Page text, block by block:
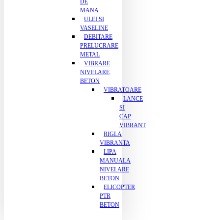
DE
MANA
ULEI SI
VASELINE
DEBITARE
PRELUCRARE
METAL
VIBRARE
NIVELARE
BETON
VIBRATOARE
LANCE
SI
CAP
VIBRANT
RIGLA
VIBRANTA
LIPA
MANUALA
NIVELARE
BETON
ELICOPTER
PTR
BETON